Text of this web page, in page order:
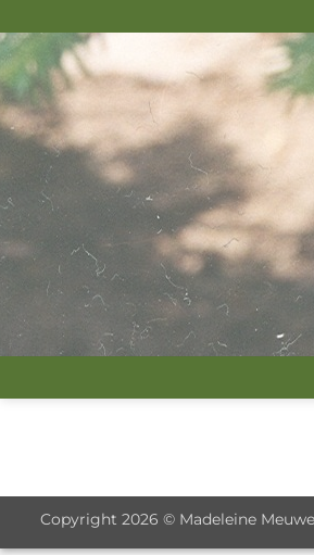
til
indhold
Copyright 2026 © Madeleine